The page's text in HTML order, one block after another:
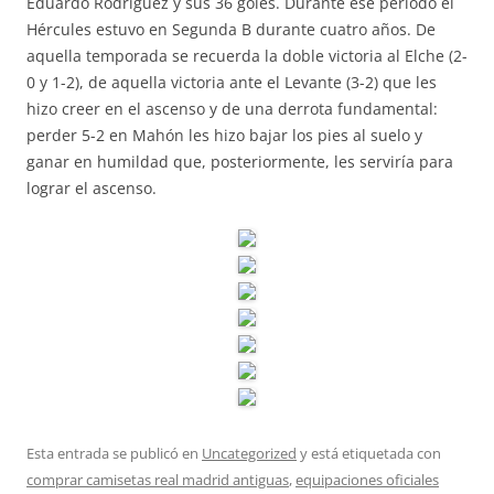
Hércules estuvo en Segunda B durante cuatro años. De
aquella temporada se recuerda la doble victoria al Elche (2-
0 y 1-2), de aquella victoria ante el Levante (3-2) que les
hizo creer en el ascenso y de una derrota fundamental:
perder 5-2 en Mahón les hizo bajar los pies al suelo y
ganar en humildad que, posteriormente, les serviría para
lograr el ascenso.
Esta entrada se publicó en Uncategorized y está etiquetada con
comprar camisetas real madrid antiguas,equipaciones oficiales